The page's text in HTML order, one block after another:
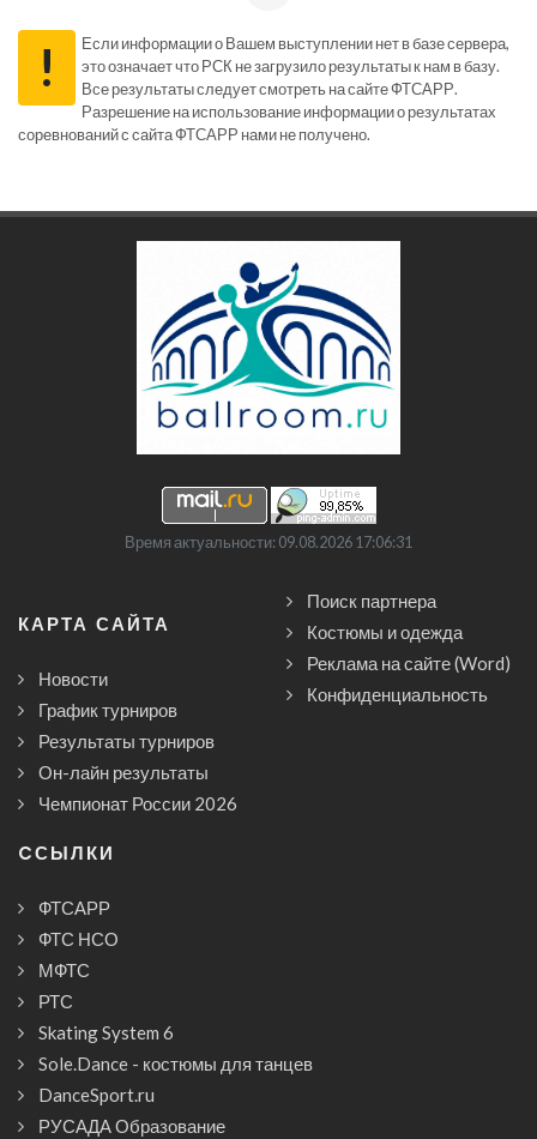
!
Если информации о Вашем выступлении нет в базе сервера,
это означает что РСК не загрузило результаты к нам в базу.
Все результаты следует смотреть на сайте ФТСАРР.
Разрешение на использование информации о результатах
соревнований с сайта ФТСАРР нами не получено.
Время актуальности: 09.08.2026 17:06:31
КАРТА САЙТА
Новости
График турниров
Результаты турниров
Он-лайн результаты
Чемпионат России 2026
Поиск партнера
Костюмы и одежда
Реклама на сайте (Word)
Конфиденциальность
CСЫЛКИ
ФТСАРР
ФТС НСО
МФТС
РТС
Skating System 6
Sole.Dance - костюмы для танцев
DanceSport.ru
РУСАДА Образование